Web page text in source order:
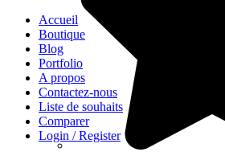
Accueil
Boutique
Blog
Portfolio
A propos
Contactez-nous
Liste de souhaits
Comparer
Login / Register